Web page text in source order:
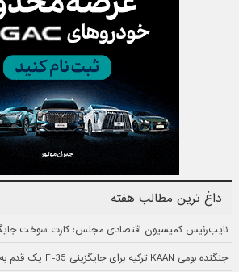
داغ ترین مطالب هفته
نایب‌رئیس کمیسیون اقتصادی مجلس: کارت سوخت
جنگنده بومی KAAN ترکیه برای جایگزینی F-35 یک قدم به نخستین پرواز نزدیک‌تر شد